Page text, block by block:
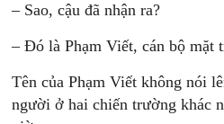
– Sao, cậu đã nhận ra?
– Ðó là Phạm Viết, cán bộ mặt
Tên của Phạm Viết không nói
người ở hai chiến trường khác